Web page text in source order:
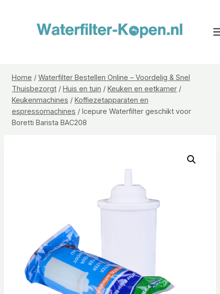
Home / Waterfilter Bestellen Online – Voordelig & Snel
Thuisbezorgt / Huis en tuin / Keuken en eetkamer /
Keukenmachines / Koffiezetapparaten en
espressomachines / Icepure Waterfilter geschikt voor
Boretti Barista BAC208